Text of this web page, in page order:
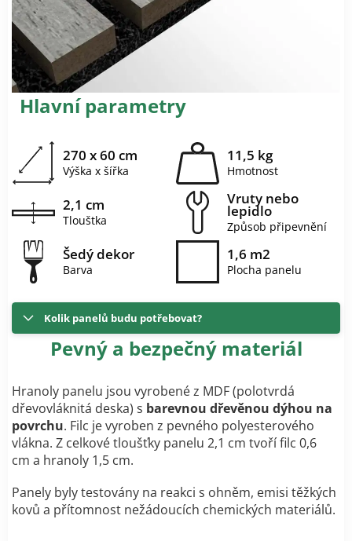
Hlavní parametry
270 x 60 cm
Výška x šířka
11,5 kg
Hmotnost
2,1 cm
Tlouštka
Vruty nebo
lepidlo
Způsob připevnění
Šedý dekor
Barva
1,6 m2
Plocha panelu
Kolik panelů budu potřebovat?
Pevný a bezpečný materiál
Hranoly panelu jsou vyrobené z MDF (polotvrdá
dřevovláknitá deska) s barevnou dřevěnou dýhou na
povrchu. Filc je vyroben z pevného polyesterového
vlákna. Z celkové tloušťky panelu 2,1 cm tvoří filc 0,6
cm a hranoly 1,5 cm.
Panely byly testovány na reakci s ohněm, emisi těžkých
kovů a přítomnost nežádoucích chemických materiálů.